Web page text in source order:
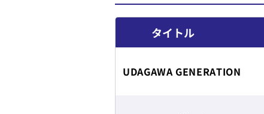
タイトル
UDAGAWA GENERATION